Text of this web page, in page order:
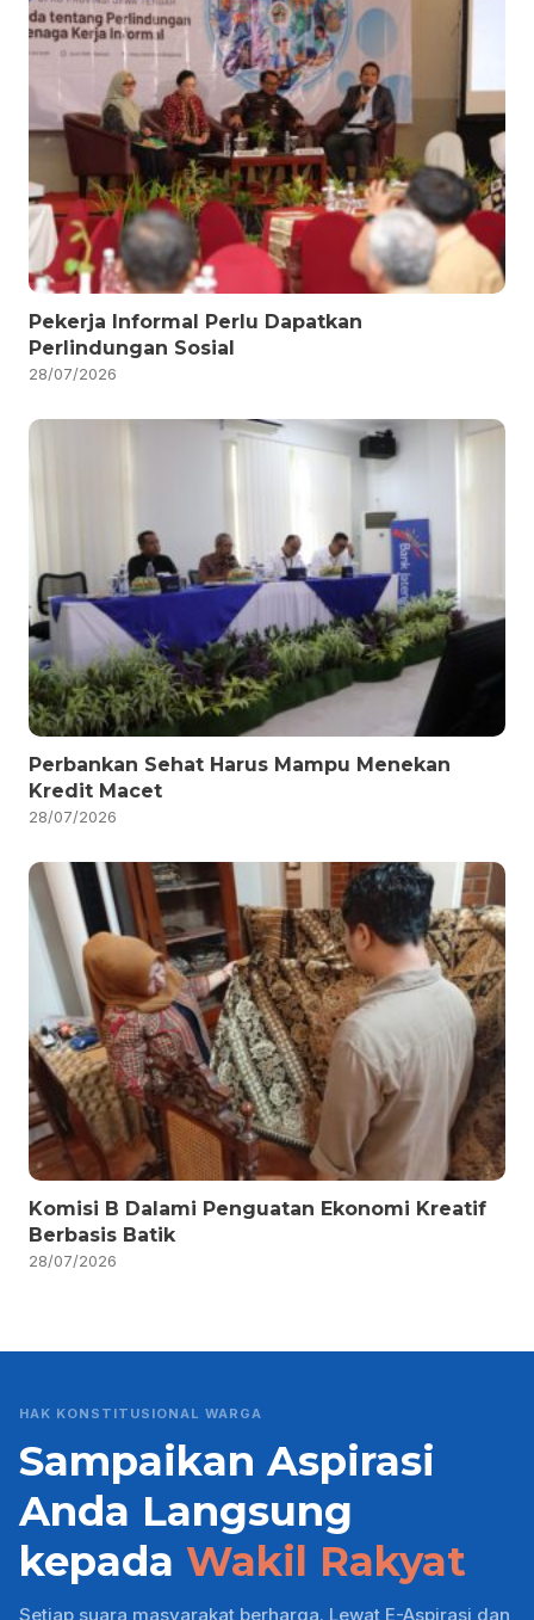
Pekerja Informal Perlu Dapatkan
Perlindungan Sosial
28/07/2026
Perbankan Sehat Harus Mampu Menekan
Kredit Macet
28/07/2026
Komisi B Dalami Penguatan Ekonomi Kreatif
Berbasis Batik
28/07/2026
HAK KONSTITUSIONAL WARGA
Sampaikan Aspirasi
Anda Langsung
kepada Wakil Rakyat
Setiap suara masyarakat berharga. Lewat E-Aspirasi dan